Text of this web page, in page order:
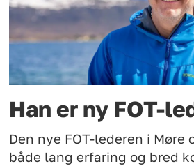
Han er ny FOT-
Den nye FOT-lederen i Møre
både lang erfaring og bred